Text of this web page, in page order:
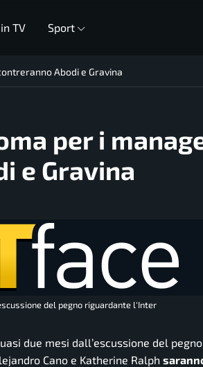
TV Sport
Abodi e Gravina
per i
e Gravina
del pegno riguardante l'Inter
due mesi dall’escussione del
Cano e Katherine Ralph